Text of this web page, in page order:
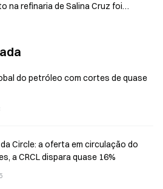
na refinaria de Salina Cruz foi
do petróleo com cortes de quase
Circle: a oferta em circulação do
a CRCL dispara quase 16%